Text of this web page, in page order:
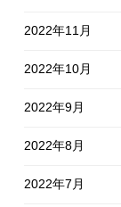
2022年11月
2022年10月
2022年9月
2022年8月
2022年7月